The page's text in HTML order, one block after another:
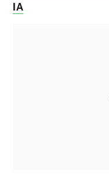
IA